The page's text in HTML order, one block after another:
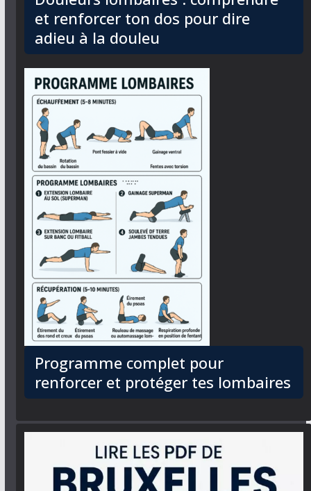
et renforcer ton dos pour dire
adieu à la douleu
Programme complet pour
renforcer et protéger tes lombaires